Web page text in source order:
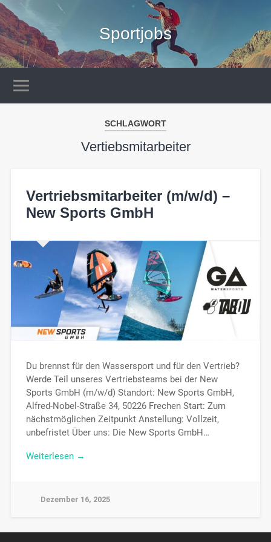
Sportjobs
SCHLAGWORT
Vertiebsmitarbeiter
Vertriebsmitarbeiter (m/w/d) –
New Sports GmbH
Du brennst für den Wassersport und für den Vertrieb?
Werde Teil unseres Vertriebsteams bei der New
Sports GmbH (m/w/d) Standort: New Sports GmbH,
Alfred-Nobel-Straße 34, 50226 Frechen Start: Zum
nächstmöglichen Zeitpunkt Anstellung: Vollzeit,
unbefristet Über uns: Die New Sports GmbH…
Weiterlesen →
Dezember 16, 2025